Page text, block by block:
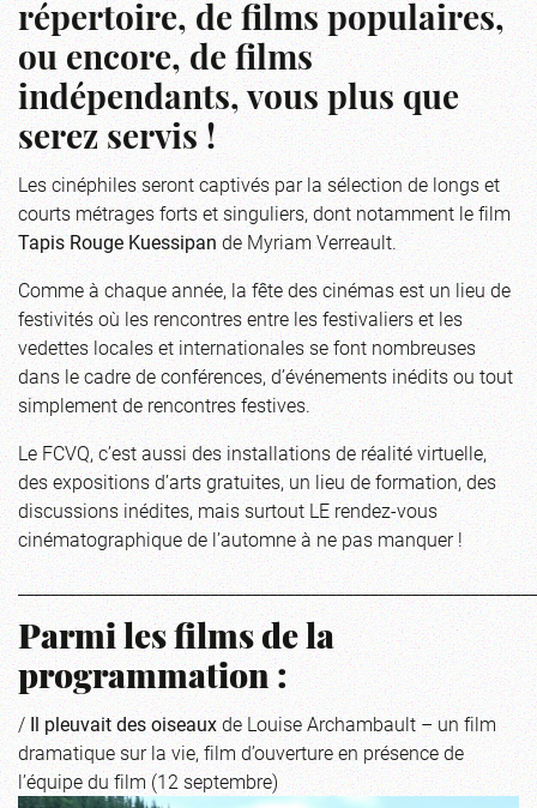
répertoire, de films populaires,
ou encore, de films
indépendants, vous plus que
serez servis !
Les cinéphiles seront captivés par la sélection de longs et
courts métrages forts et singuliers, dont notamment le film
Tapis Rouge Kuessipande Myriam Verreault.
Comme à chaque année, la fête des cinémas est un lieu de
festivités où les rencontres entre les festivaliers et les
vedettes locales et internationales se font nombreuses
dans le cadre de conférences, d’événements inédits ou tout
simplement de rencontres festives.
Le FCVQ, c’est aussi des installations de réalité virtuelle,
des expositions d’arts gratuites, un lieu de formation, des
discussions inédites, mais surtout LE rendez-vous
cinématographique de l’automne à ne pas manquer !
Parmi les films de la
programmation :
/ Il pleuvait des oiseauxde Louise Archambault – un film
dramatique sur la vie, film d’ouverture en présence de
l’équipe du film (12 septembre)